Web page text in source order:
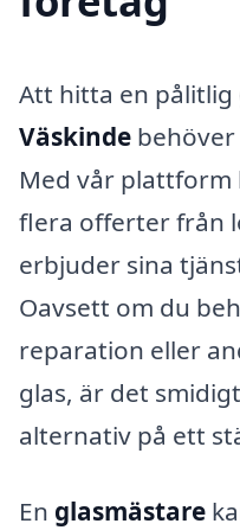
Att hitta en pålitlig
Väskinde
Med vår plattform
flera offerter från
erbjuder sina
Oavsett om du
reparation eller
glas, är det
alternativ på ett
En glasmästare